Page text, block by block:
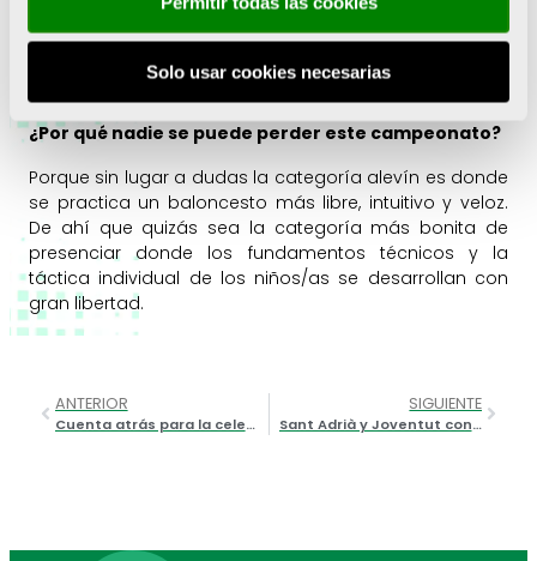
Solo usar cookies necesarias
Valencia Basket. Desde MHL SPORTS somos conscientes
de ello y estamos profundamente agradecidos a esta
iniciativa de la Fundación Trinidad Alfonso, y su gran
¿Por qué nadie se puede perder este campeonato?
Porque sin lugar a dudas la categoría alevín es donde
se practica un baloncesto más libre, intuitivo y veloz.
De ahí que quizás sea la categoría más bonita de
presenciar donde los fundamentos técnicos y la
táctica individual de los niños/as se desarrollan con
gran libertad.
ANTERIOR
Cuenta atrás para la celebración de la 22ª edición del Torneo Internacional Rugby Playa Tiburón
SIGUIENTE
Sant Adrià y Joventut conquistan la primera Copa España Alevín en L’alqueria del Basket